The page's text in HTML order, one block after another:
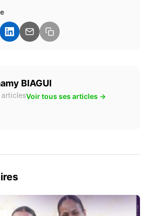
BIAGUI
articlesVoir tous ses articles →